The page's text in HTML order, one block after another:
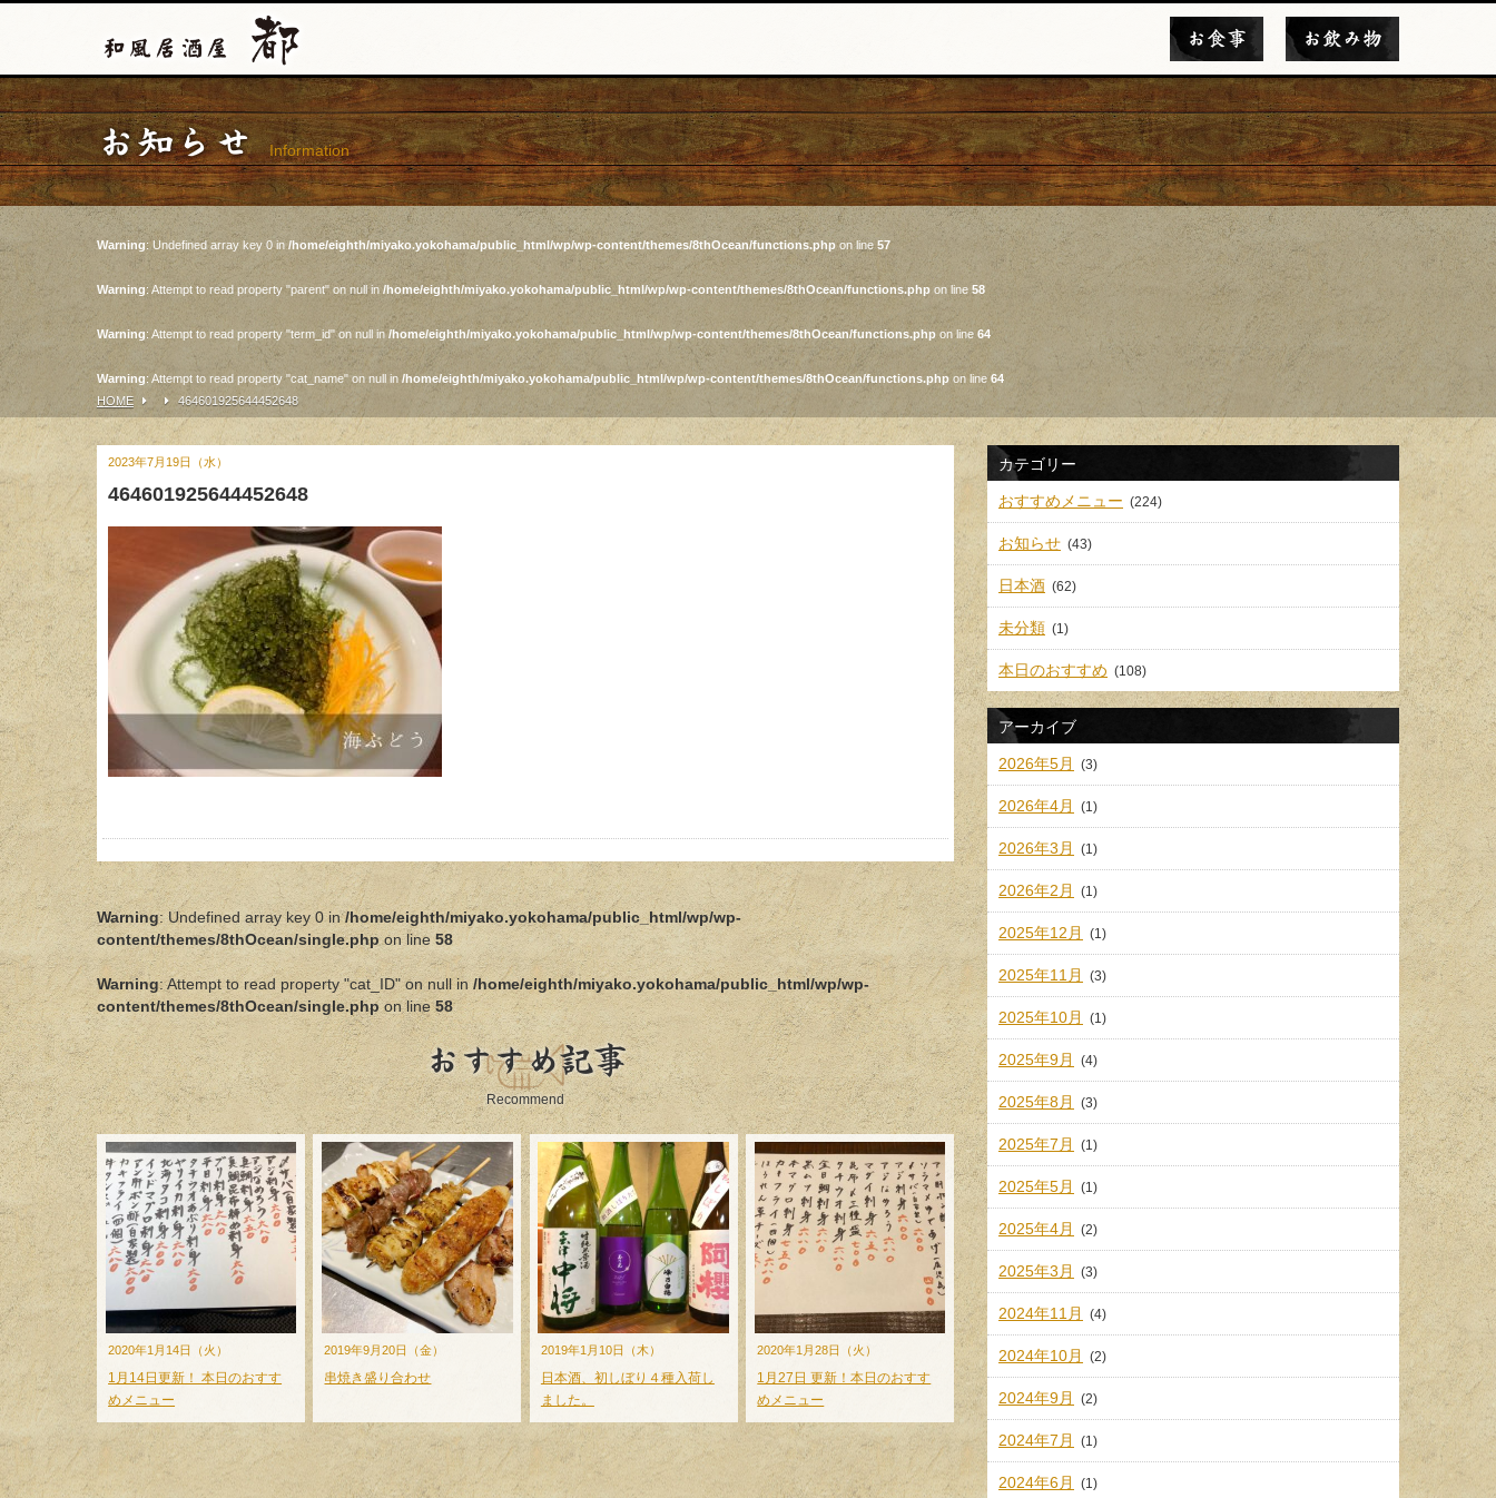
お食事 お飲み物
お知らせ Information
Warning: Undefined array key 0 in /home/eighth/miyako.yokohama/public_html/wp/wp-content/themes/8thOcean/functions.phpon line57
Warning: Attempt to read property "parent" on null in/home/eighth/miyako.yokohama/public_html/wp/wp-content/themes/8thOcean/functions.php on line 58
Warning: Attempt to read property "term_id" on null in/home/eighth/miyako.yokohama/public_html/wp/wp-content/themes/8thOcean/functions.php on line 64
Warning: Attempt to read property "cat_name" on null in /home/eighth/miyako.yokohama/public_html/wp/wp-content/themes/8thOcean/functions.php on line 64
HOME
464601925644452648
2023年7月19日（水）
464601925644452648
Warning: Undefined array key 0 in/home/eighth/miyako.yokohama/public_html/wp/wp-
content/themes/8thOcean/single.phpon line58
Warning: Attempt to read property "cat_ID" on null in /home/eighth/miyako.yokohama/public_html/wp/wp-
content/themes/8thOcean/single.phpon line58
おすすめ記事
Recommend
2020年1月14日（火）
1月14日更新！ 本日のおすす
めメニュー
2019年9月20日（金）
串焼き盛り合わせ
2019年1月10日（木）
日本酒、初しぼり４種入荷し
ました。
2020年1月28日（火）
1月27日 更新！本日のおすす
めメニュー
カテゴリー
おすすめメニュー (224)
お知らせ (43)
日本酒 (62)
未分類 (1)
本日のおすすめ (108)
アーカイブ
2026年5月 (3)
2026年4月 (1)
2026年3月 (1)
2026年2月 (1)
2025年12月 (1)
2025年11月 (3)
2025年10月 (1)
2025年9月 (4)
2025年8月 (3)
2025年7月 (1)
2025年5月 (1)
2025年4月 (2)
2025年3月 (3)
2024年11月 (4)
2024年10月 (2)
2024年9月 (2)
2024年7月 (1)
2024年6月 (1)